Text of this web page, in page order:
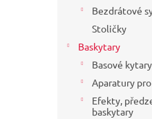
Bezdrátové
Stoličky
Baskytary
Basové kytary
Aparatury
Efekty,
baskytary